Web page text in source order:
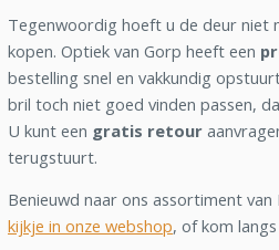
Tegenwoordig hoeft u de deur niet
kopen. Optiek van Gorp heeft een
bestelling snel en vakkundig
bril toch niet goed vinden passen,
U kunt een gratis retour
terugstuurt.
Benieuwd naar ons assortiment van
kijkje in onze webshop, of kom